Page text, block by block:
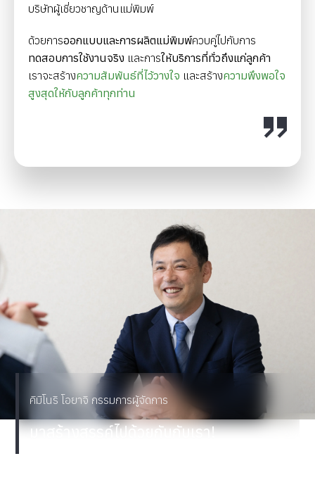
บริษัทผู้เชี่ยวชาญด้านแม่พิมพ์
ด้วยการออกแบบและการผลิตแม่พิมพ์ควบคู่ไปกับการ
ทดสอบการใช้งานจริง และการให้บริการที่ทั่วถึงแก่ลูกค้า
เราจะสร้างความสัมพันธ์ที่ไว้วางใจ และสร้างความพึงพอใจ
สูงสุดให้กับลูกค้าทุกท่าน
คิมิโนริ โอยาจิ กรรมการผู้จัดการ
มาสร้างสรรค์ไปด้วยกันกับเรา!